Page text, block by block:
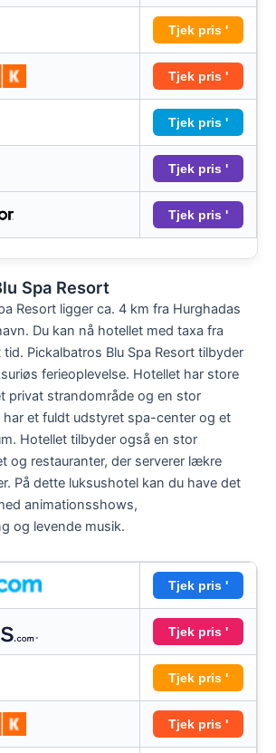
Tjek pris '
Tjek pris '
Tjek pris '
Tjek pris '
Tjek pris '
Spa Resort
Resort ligger ca. 4 km fra Hurghadas
Du kan nå hotellet med taxa fra
Pickalbatros Blu Spa Resort tilbyder
ferieoplevelse. Hotellet har store
privat strandområde og en stor
har et fuldt udstyret spa-center og et
Hotellet tilbyder også en stor
og restauranter, der serverer lækre
På dette luksushotel kan du have det
animationsshows,
og levende musik.
Tjek pris '
Tjek pris '
Tjek pris '
Tjek pris '